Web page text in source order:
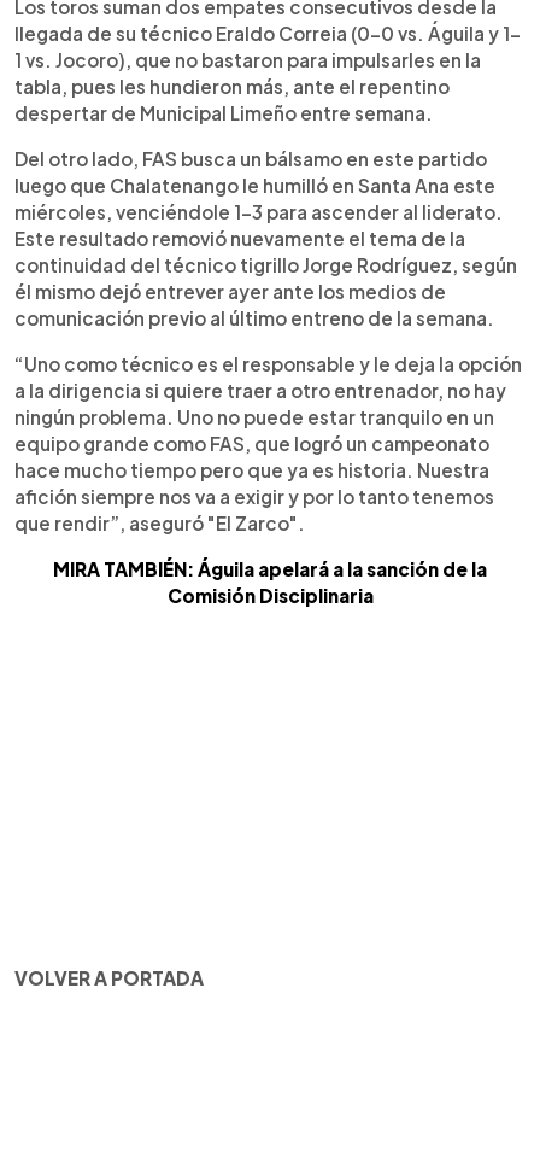
Los toros suman dos empates consecutivos desde la
llegada de su técnico Eraldo Correia (0-0 vs. Águila y 1-
1 vs. Jocoro), que no bastaron para impulsarles en la
tabla, pues les hundieron más, ante el repentino
despertar de Municipal Limeño entre semana.
Del otro lado, FAS busca un bálsamo en este partido
luego que Chalatenango le humilló en Santa Ana este
miércoles, venciéndole 1-3 para ascender al liderato.
Este resultado removió nuevamente el tema de la
continuidad del técnico tigrillo Jorge Rodríguez, según
él mismo dejó entrever ayer ante los medios de
comunicación previo al último entreno de la semana.
“Uno como técnico es el responsable y le deja la opción
a la dirigencia si quiere traer a otro entrenador, no hay
ningún problema. Uno no puede estar tranquilo en un
equipo grande como FAS, que logró un campeonato
hace mucho tiempo pero que ya es historia. Nuestra
afición siempre nos va a exigir y por lo tanto tenemos
que rendir”, aseguró "El Zarco".
MIRA TAMBIÉN: Águila apelará a la sanción de la
Comisión Disciplinaria
VOLVER A PORTADA